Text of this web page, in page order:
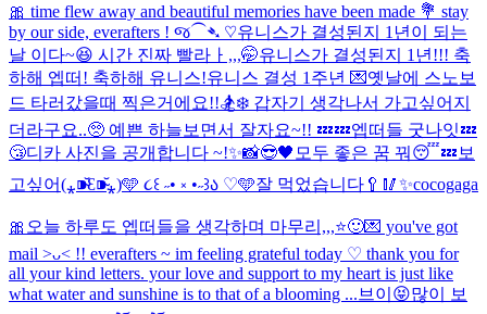
🎀 time flew away and beautiful memories have been made 💐 stay
by our side, everafters ! જ⁀➴ ♡유니스가 결성된지 1년이 되는
날 이다~😆 시간 진짜 빨라ㅏ,,,🤭유니스가 결성된지 1년!!! 축
하해 엡떠! 축하해 유니스!유니스 결성 1주년 💌옛날에 스노보
드 타러갔을때 찍은거에요!!🏂❄️ 갑자기 생각나서 가고싶어지
더라구요..🥺 예쁜 하늘보면서 잘자요~!! 💤💤엡떠들 굿나잇💤
😴디카 사진을 공개합니다 ~!✨📸😎🖤 모두 좋은 꿈 꿔😴💤 보
고싶어(⁎⁍̴̆Ɛ⁍̴̆⁎)🩵 ૮꒰ ˶• ༝ •˶꒱ა ♡🩵잘 먹었습니다🥄🥢✨cocogaga
🎀 오늘 하루도 엡떠들을 생각하며 마무리,,,⭐️🙂💌 you've got
mail >ᴗ< !! everafters ~ im feeling grateful today ♡ thank you for
all your kind letters. your love and support to my heart is just like
what water and sunshine is to that of a blooming ... 브이😝많이 보